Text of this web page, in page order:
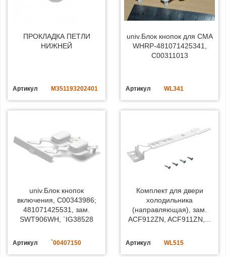
ПРОКЛАДКА ПЕТЛИ
НИЖНЕЙ
Артикул M351193202401
univ.Блок кнопок для СМА
WHRP-481071425341,
C00311013
Артикул WL341
univ.Блок кнопок
включения, C00343986;
481071425531, зам.
SWT906WH, `IG38528
Артикул `00407150
Комплект для двери
холодильника
(направляющая), зам.
ACF912ZN, ACF911ZN,...
Артикул WL515